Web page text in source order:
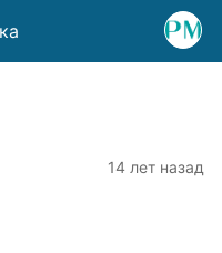
14 лет назад